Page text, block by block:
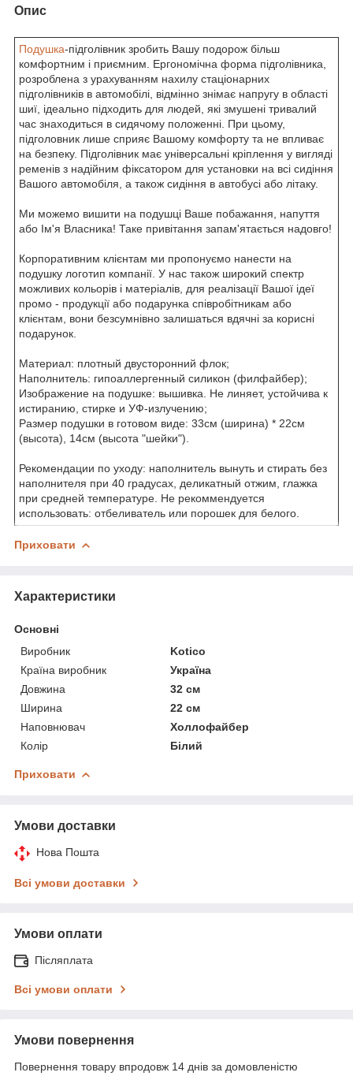
Опис
Подушка-підголівник зробить Вашу подорож більш
комфортним і приємним. Ергономічна форма підголівника,
розроблена з урахуванням нахилу стаціонарних
підголівників в автомобілі, відмінно знімає напругу в області
шиї, ідеально підходить для людей, які змушені тривалий
час знаходиться в сидячому положенні. При цьому,
підголовник лише сприяє Вашому комфорту та не впливає
на безпеку. Підголівник має універсальні кріплення у вигляді
ременів з надійним фіксатором для установки на всі сидіння
Вашого автомобіля, а також сидіння в автобусі або літаку.
Ми можемо вишити на подушці Ваше побажання, напуття
або Ім'я Власника! Таке привітання запам'ятається надовго!
Корпоративним клієнтам ми пропонуємо нанести на
подушку логотип компанії. У нас також широкий спектр
можливих кольорів і матеріалів, для реалізації Вашої ідеї
промо - продукції або подарунка співробітникам або
клієнтам, вони безсумнівно залишаться вдячні за корисні
подарунок.
Материал: плотный двусторонний флок;
Наполнитель: гипоаллергенный силикон (филфайбер);
Изображение на подушке: вышивка. Не линяет, устойчива к
истиранию, стирке и УФ-излучению;
Размер подушки в готовом виде: 33см (ширина) * 22см
(высота), 14см (высота "шейки").
Рекомендации по уходу: наполнитель вынуть и стирать без
наполнителя при 40 градусах, деликатный отжим, глажка
при средней температуре. Не рекоммендуется
использовать: отбеливатель или порошек для белого.
Приховати
Характеристики
Основні
Виробник
Kotico
Країна виробник
Україна
Довжина
32 см
Ширина
22 см
Наповнювач
Холлофайбер
Колір
Білий
Приховати
Умови доставки
Нова Пошта
Всі умови доставки
Умови оплати
Післяплата
Всі умови оплати
Умови повернення
Повернення товару впродовж 14 днів за домовленістю